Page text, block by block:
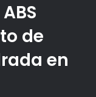
de
en